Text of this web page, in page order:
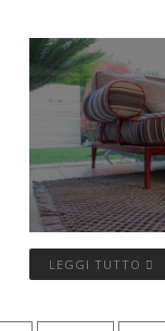
LEGGI TUTTO